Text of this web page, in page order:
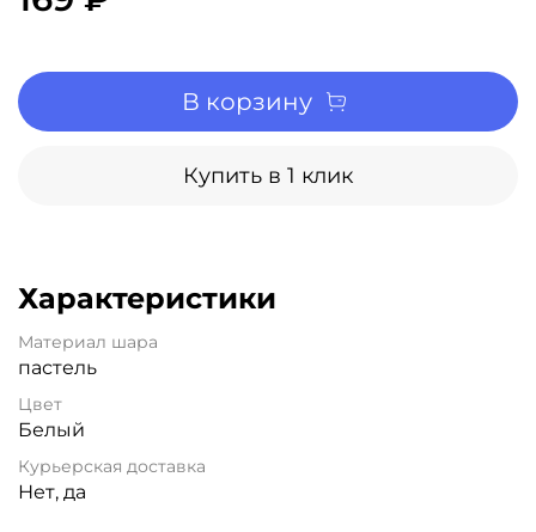
В корзину
Купить в 1 клик
Характеристики
Материал шара
пастель
Цвет
Белый
Курьерская доставка
Нет, да